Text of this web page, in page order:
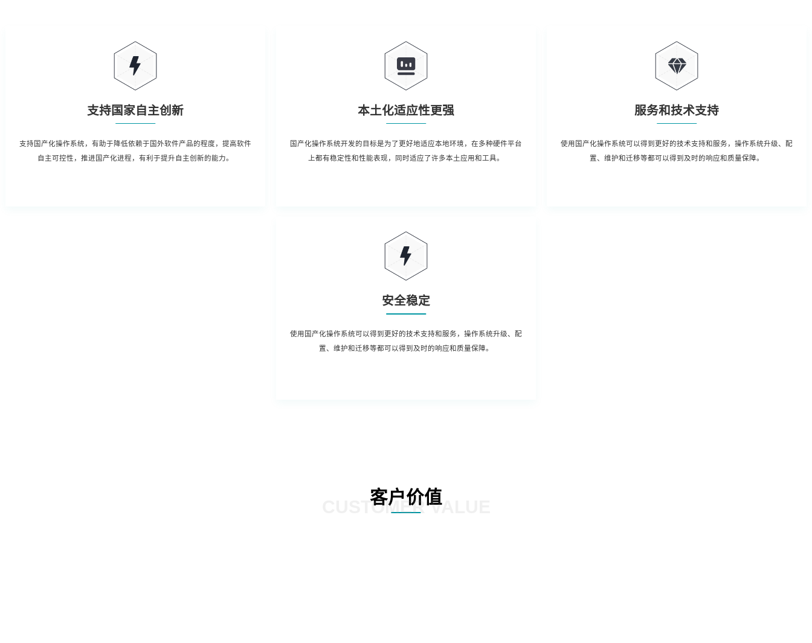
支持国家自主创新
支持国产化操作系统，有助于降低依赖于国外软件产品的程度，提高软件
自主可控性，推进国产化进程，有利于提升自主创新的能力。
本土化适应性更强
国产化操作系统开发的目标是为了更好地适应本地环境，在多种硬件平台
上都有稳定性和性能表现，同时适应了许多本土应用和工具。
服务和技术支持
使用国产化操作系统可以得到更好的技术支持和服务，操作系统升级、配
置、维护和迁移等都可以得到及时的响应和质量保障。
安全稳定
使用国产化操作系统可以得到更好的技术支持和服务，操作系统升级、配
置、维护和迁移等都可以得到及时的响应和质量保障。
客户价值
CUSTOMER VALUE